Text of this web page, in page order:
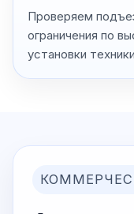
Проверяем
ограничения по
установки